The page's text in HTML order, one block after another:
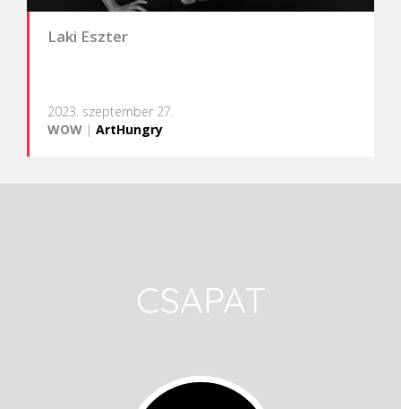
Laki Eszter
2023. szeptember 27.
WOW | ArtHungry
CSAPAT